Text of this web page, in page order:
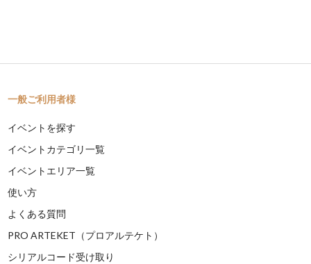
一般ご利用者様
イベントを探す
イベントカテゴリ一覧
イベントエリア一覧
使い方
よくある質問
PRO ARTEKET（プロアルテケト）
シリアルコード受け取り